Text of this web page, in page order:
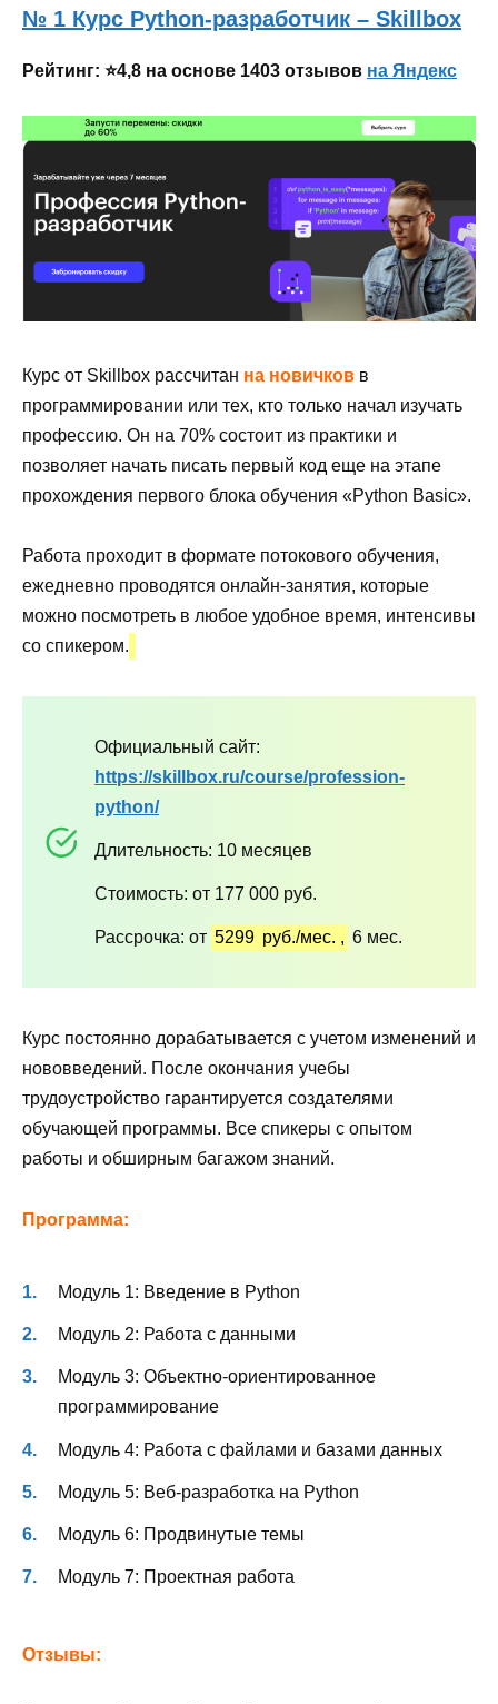
№ 1 Курс Python-разработчик – Skillbox
Рейтинг: ⭐4,8 на основе 1403 отзывов на Яндекс
Курс от Skillbox рассчитан на новичков в
программировании или тех, кто только начал изучать
профессию. Он на 70% состоит из практики и
позволяет начать писать первый код еще на этапе
прохождения первого блока обучения «Python Basic».
Работа проходит в формате потокового обучения,
ежедневно проводятся онлайн-занятия, которые
можно посмотреть в любое удобное время, интенсивы
со спикером.
Официальный сайт:
https://skillbox.ru/course/profession-
python/
Длительность: 10 месяцев
Стоимость: от 177 000 руб.
Рассрочка: от 5299 руб./мес. , 6 мес.
Курс постоянно дорабатывается с учетом изменений и
нововведений. После окончания учебы
трудоустройство гарантируется создателями
обучающей программы. Все спикеры с опытом
работы и обширным багажом знаний.
Программа:
Модуль 1: Введение в Python
Модуль 2: Работа с данными
Модуль 3: Объектно-ориентированное
программирование
Модуль 4: Работа с файлами и базами данных
Модуль 5: Веб-разработка на Python
Модуль 6: Продвинутые темы
Модуль 7: Проектная работа
Отзывы: